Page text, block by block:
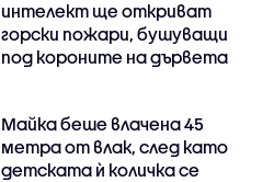
интелект ще откриват
горски пожари, бушуващи
под короните на дървета
Майка беше влачена 45
метра от влак, след като
детската ѝ количка се